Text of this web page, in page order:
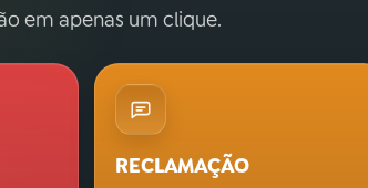
em apenas um clique.
RECLAMAÇÃO